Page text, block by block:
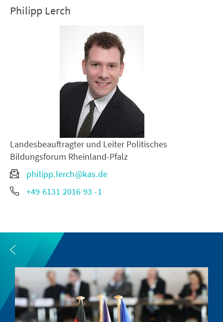
Philipp Lerch
Landesbeauftragter und Leiter Politisches
Bildungsforum Rheinland-Pfalz
philipp.lerch@kas.de
+49 6131 2016 93 -1